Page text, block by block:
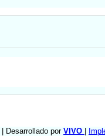
| Desarrollado por VIVO